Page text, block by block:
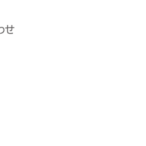
せ